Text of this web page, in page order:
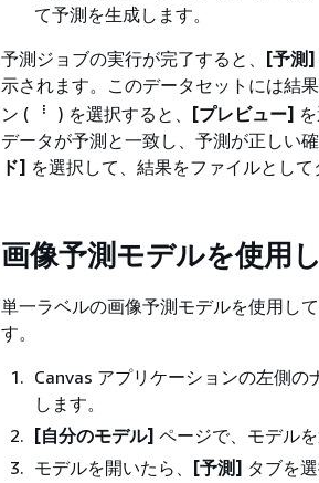
て予測を生成します。
予測ジョブの実行が完了すると、 [予測]
示されます。このデータセットには結
ン (
) を選択すると、 [プレビュー]
データが予測と一致し、予測が正しい
ド] を選択して、結果をファイルとして
画像予測モデルを使用
単一ラベルの画像予測モデルを使用し
す。
Canvas アプリケーションの左側の
します。
[自分のモデル] ページで、モデルを
モデルを開いたら、
[予測] タブを